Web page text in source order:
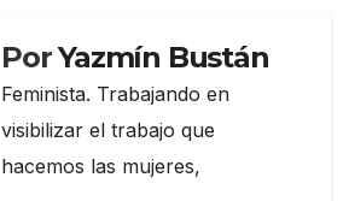
PorYazmín Bustán
Feminista. Trabajando en
visibilizar el trabajo que
hacemos las mujeres,